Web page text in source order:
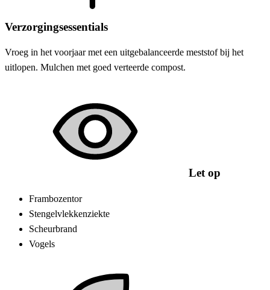
Verzorgingsessentials
Vroeg in het voorjaar met een uitgebalanceerde meststof bij het
uitlopen. Mulchen met goed verteerde compost.
Let op
Frambozentor
Stengelvlekkenziekte
Scheurbrand
Vogels